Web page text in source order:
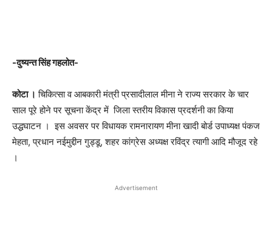
-दुष्यन्त सिंह गहलोत-
कोटा । चिकित्सा व आबकारी मंत्री प्रसादीलाल मीना ने राज्य सरकार के चार
साल पूरे होने पर सूचना केंद्र में जिला स्तरीय विकास प्रदर्शनी का किया
उद्धघाटन । इस अवसर पर विधायक रामनारायण मीना खादी बोर्ड उपाध्यक्ष पंकज
मेहता, प्रधान नईमुद्दीन गुड्डू, शहर कांग्रेस अध्यक्ष रविंद्र त्यागी आदि मौजूद रहे
।
Advertisement